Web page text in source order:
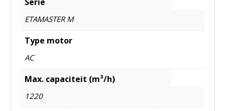
ETAMASTER M
Type motor
AC
Max. capaciteit (m³/h)
1220